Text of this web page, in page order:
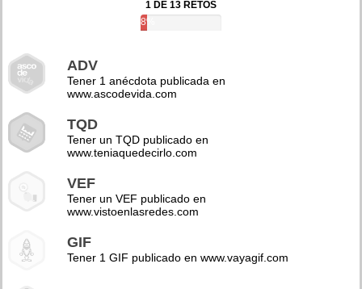
1 DE 13 RETOS
8%
ADV
Tener 1 anécdota publicada en
www.ascodevida.com
TQD
Tener un TQD publicado en
www.teniaquedecirlo.com
VEF
Tener un VEF publicado en
www.vistoenlasredes.com
GIF
Tener 1 GIF publicado en www.vayagif.com